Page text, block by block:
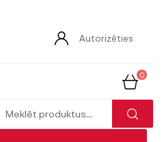
Autorizēties
0